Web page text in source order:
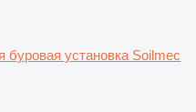
буровая установка Soilmec